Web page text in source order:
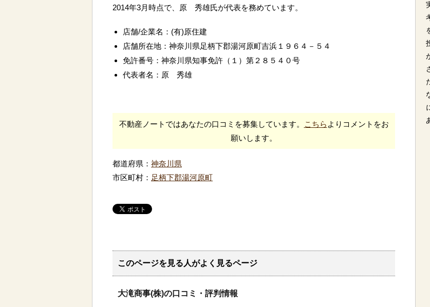
2014年3月時点で、原 秀雄氏が代表を務めています。
店舗/企業名：(有)原住建
店舗所在地：神奈川県足柄下郡湯河原町吉浜１９６４－５４
免許番号：神奈川県知事免許（１）第２８５４０号
代表者名：原 秀雄
不動産ノートではあなたの口コミを募集しています。 こちら よりコメントをお
願いします。
都道府県： 神奈川県
市区町村： 足柄下郡湯河原町
このページを見る人がよく見るページ
大滝商事(株)の口コミ・評判情報